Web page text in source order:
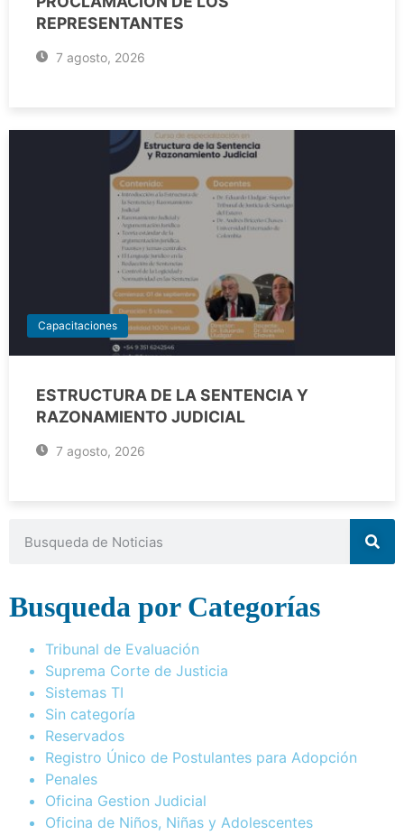
REPRESENTANTES
7 agosto, 2026
Capacitaciones
ESTRUCTURA DE LA SENTENCIA Y
RAZONAMIENTO JUDICIAL
7 agosto, 2026
Busqueda por Categorías
Tribunal de Evaluación
Suprema Corte de Justicia
Sistemas TI
Sin categoría
Reservados
Registro Único de Postulantes para Adopción
Penales
Oficina Gestion Judicial
Oficina de Niños, Niñas y Adolescentes